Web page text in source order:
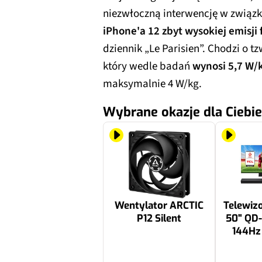
niezwłoczną interwencję w
iPhone'a 12 zbyt wysokiej
dziennik „Le Parisien”. Chodzi o
który wedle badańwynosi 5,7 W/
maksymalnie 4 W/kg.
Wybrane okazje dla Ciebie
Wentylator ARCTIC
P12 Silent
50"